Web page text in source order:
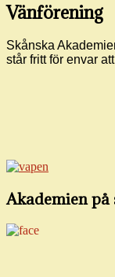
Vänförening
Skånska
står fritt för envar
Akademien